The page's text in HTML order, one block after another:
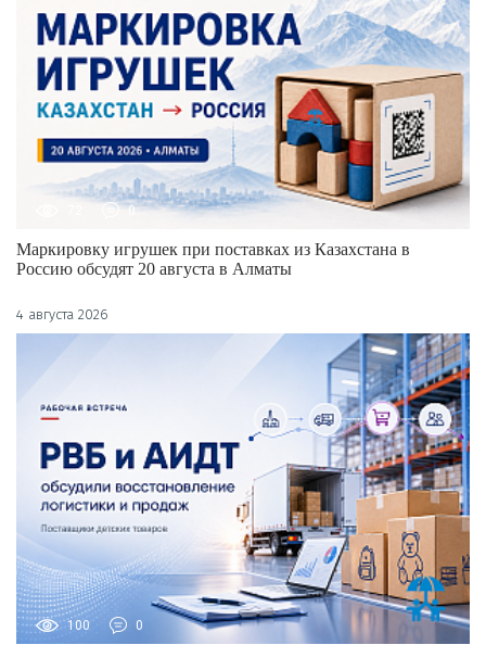
0
Маркировку игрушек при поставках из Казахстана в
Россию обсудят 20 августа в Алматы
4 августа 2026
100 0